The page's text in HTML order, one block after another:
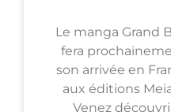
Le manga Grand
fera
son arrivée en
aux éditions
Venez